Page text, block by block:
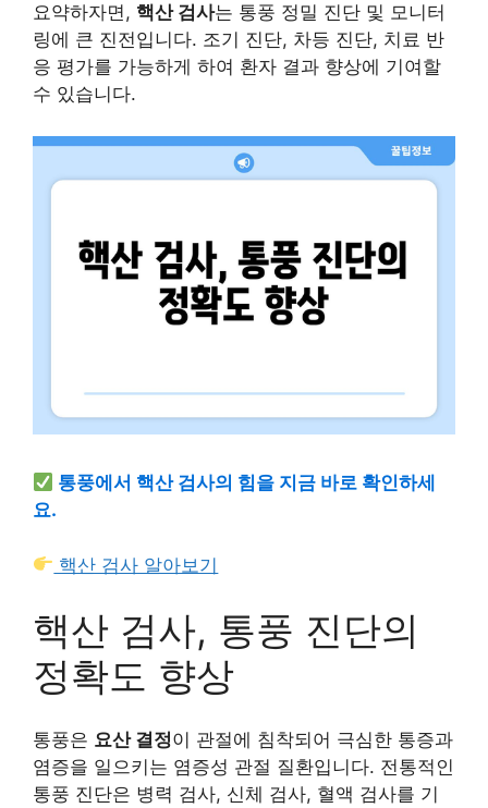
요약하자면, 핵산 검사는 통풍 정밀 진단 및 모니터
링에 큰 진전입니다. 조기 진단, 차등 진단, 치료 반
응 평가를 가능하게 하여 환자 결과 향상에 기여할
수 있습니다.
통풍에서 핵산 검사의 힘을 지금 바로 확인하세
요.
핵산 검사 알아보기
핵산 검사, 통풍 진단의
정확도 향상
통풍은 요산 결정이 관절에 침착되어 극심한 통증과
염증을 일으키는 염증성 관절 질환입니다. 전통적인
통풍 진단은 병력 검사, 신체 검사, 혈액 검사를 기